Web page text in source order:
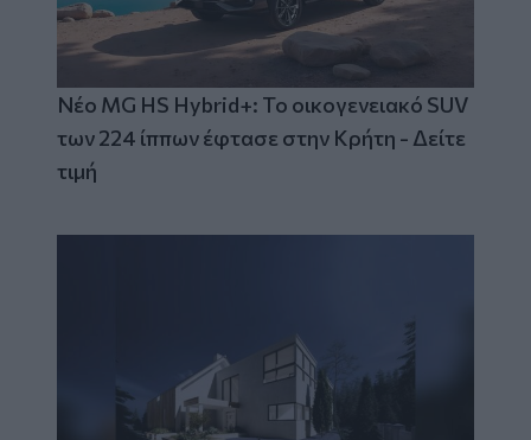
Νέο MG HS Hybrid+: Το οικογενειακό SUV
των 224 ίππων έφτασε στην Κρήτη - Δείτε
τιμή